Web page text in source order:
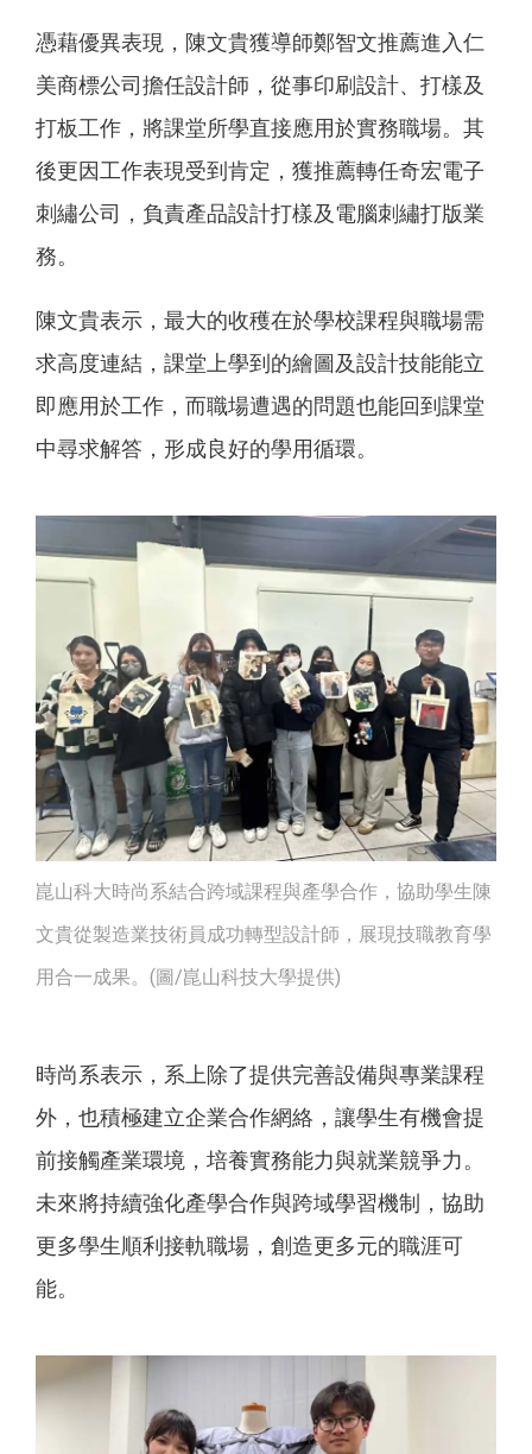
憑藉優異表現，陳文貴獲導師鄭智文推薦進入仁
美商標公司擔任設計師，從事印刷設計、打樣及
打板工作，將課堂所學直接應用於實務職場。其
後更因工作表現受到肯定，獲推薦轉任奇宏電子
刺繡公司，負責產品設計打樣及電腦刺繡打版業
務。
陳文貴表示，最大的收穫在於學校課程與職場需
求高度連結，課堂上學到的繪圖及設計技能能立
即應用於工作，而職場遭遇的問題也能回到課堂
中尋求解答，形成良好的學用循環。
崑山科大時尚系結合跨域課程與產學合作，協助學生陳
文貴從製造業技術員成功轉型設計師，展現技職教育學
用合一成果。(圖/崑山科技大學提供)
時尚系表示，系上除了提供完善設備與專業課程
外，也積極建立企業合作網絡，讓學生有機會提
前接觸產業環境，培養實務能力與就業競爭力。
未來將持續強化產學合作與跨域學習機制，協助
更多學生順利接軌職場，創造更多元的職涯可
能。